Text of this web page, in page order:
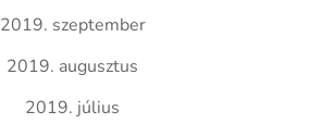
2019. szeptember
2019. augusztus
2019. július